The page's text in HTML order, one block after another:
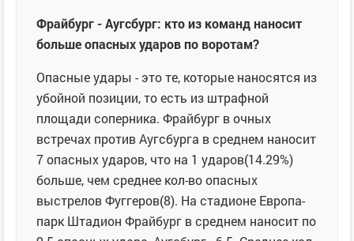
Фрайбург - Аугсбург: кто из команд наносит
больше опасных ударов по воротам?
Опасные удары - это те, которые наносятся из
убойной позиции, то есть из штрафной
площади соперника. Фрайбург в очных
встречах против Аугсбурга в среднем наносит
7 опасных ударов, что на 1 ударов(14.29%)
больше, чем среднее кол-во опасных
выстрелов Фуггеров(8). На стадионе Европа-
парк Штадион Фрайбург в среднем наносит по